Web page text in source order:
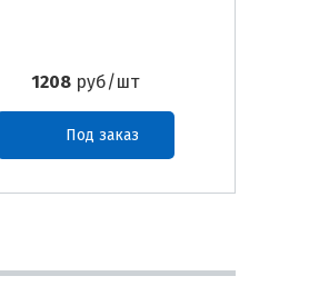
1208 руб/шт
Под заказ